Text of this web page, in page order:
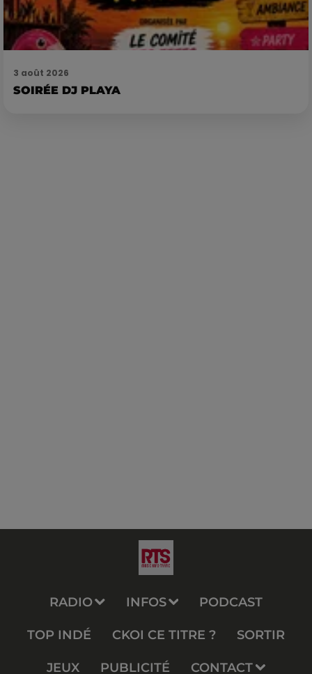
3 août 2026
SOIRÉE DJ PLAYA
RADIO INFOS PODCAST
TOP INDÉ CKOI CE TITRE ? SORTIR
JEUX PUBLICITÉ CONTACT